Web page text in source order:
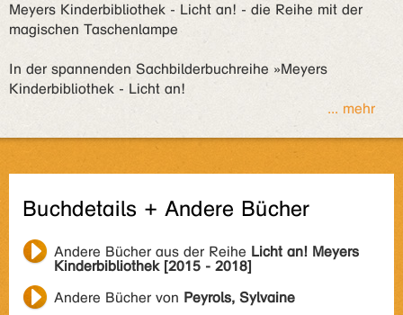
Meyers Kinderbibliothek - Licht an! - die Reihe mit der
magischen Taschenlampe
In der spannenden Sachbilderbuchreihe »Meyers
Kinderbibliothek - Licht an!
... mehr
Buchdetails + Andere Bücher
Andere Bücher aus der Reihe Licht an! Meyers
Kinderbibliothek [2015 - 2018]
Andere Bücher von Peyrols, Sylvaine